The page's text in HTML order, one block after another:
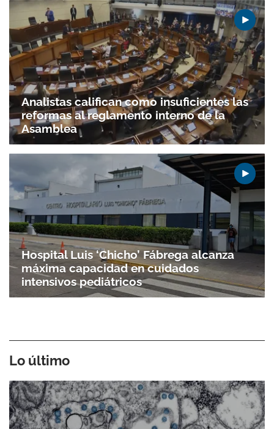
Analistas califican como insuficientes las
reformas al reglamento interno de la
Asamblea
Hospital Luis ‘Chicho’ Fábrega alcanza
máxima capacidad en cuidados
intensivos pediátricos
Lo último